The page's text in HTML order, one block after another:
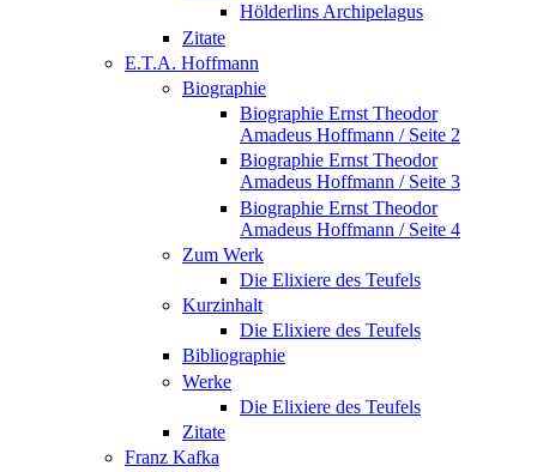
Hölderlins Archipelagus
Zitate
E.T.A. Hoffmann
Biographie
Biographie Ernst Theodor
Amadeus Hoffmann / Seite 2
Biographie Ernst Theodor
Amadeus Hoffmann / Seite 3
Biographie Ernst Theodor
Amadeus Hoffmann / Seite 4
Zum Werk
Die Elixiere des Teufels
Kurzinhalt
Die Elixiere des Teufels
Bibliographie
Werke
Die Elixiere des Teufels
Zitate
Franz Kafka